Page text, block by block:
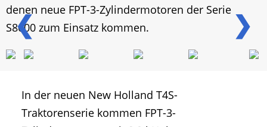
❮ ❯
denen neue FPT-3-Zylindermotoren der Serie
S8000 zum Einsatz kommen.
In der neuen New Holland T4S-
Traktorenserie kommen FPT-3-